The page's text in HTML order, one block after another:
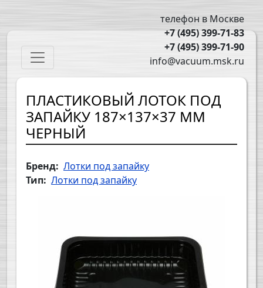
телефон в Москве
+7 (495) 399-71-83
+7 (495) 399-71-90
info@vacuum.msk.ru
Main navigation
ПЛАСТИКОВЫЙ ЛОТОК ПОД
ЗАПАЙКУ 187×137×37 ММ
ЧЕРНЫЙ
Бренд Лотки под запайку
Тип Лотки под запайку